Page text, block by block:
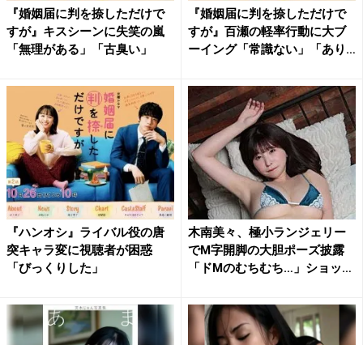
『婚姻届に判を捺しただけで
すが』キスシーンに失笑の嵐
「無理がある」「古臭い」
『婚姻届に判を捺しただけで
すが』百瀬の軽率行動に大ブ
ーイング「常識ない」「あり
『ハンオシ』ライバル役の唐
突キャラ変に視聴者が困惑
「びっくりした」
木南美々、極小ランジェリー
でM字開脚の大胆ポーズ披露
「ドMのむちむち…」ショッ